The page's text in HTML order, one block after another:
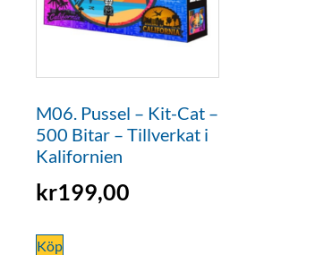
M06. Pussel – Kit-Cat –
500 Bitar – Tillverkat i
Kalifornien
kr199,00
Köp